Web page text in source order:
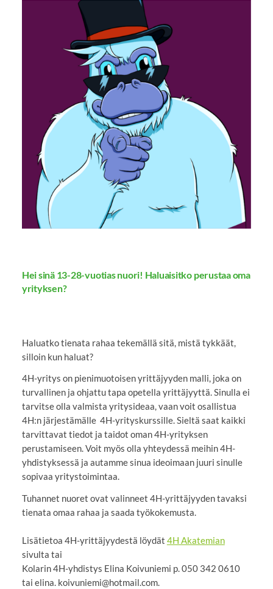
Hei sinä 13-28-vuotias nuori! Haluaisitko perustaa oma
yrityksen?
Haluatko tienata rahaa tekemällä sitä, mistä tykkäät,
silloin kun haluat?
4H-yritys on pienimuotoisen yrittäjyyden malli, joka on
turvallinen ja ohjattu tapa opetella yrittäjyyttä. Sinulla ei
tarvitse olla valmista yritysideaa, vaan voit osallistua
4H:n järjestämälle 4H-yrityskurssille. Sieltä saat kaikki
tarvittavat tiedot ja taidot oman 4H-yrityksen
perustamiseen. Voit myös olla yhteydessä meihin 4H-
yhdistyksessä ja autamme sinua ideoimaan juuri sinulle
sopivaa yritystoimintaa.
Tuhannet nuoret ovat valinneet 4H-yrittäjyyden tavaksi
tienata omaa rahaa ja saada työkokemusta.
Lisätietoa 4H-yrittäjyydestä löydät 4H Akatemian
sivulta tai
Kolarin 4H-yhdistys Elina Koivuniemi p. 050 342 0610
tai elina. koivuniemi@hotmail.com.